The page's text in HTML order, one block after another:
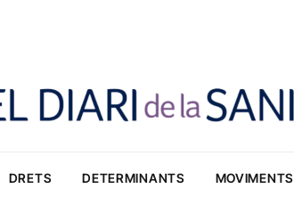
DRETS DETERMINANTS MOVIMENTS